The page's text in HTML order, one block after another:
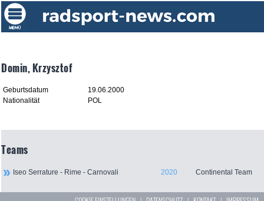
Domin, Krzysztof
Geburtsdatum
19.06.2000
Nationalität
POL
Teams
Iseo Serrature - Rime - Carnovali 2020 Continental Team